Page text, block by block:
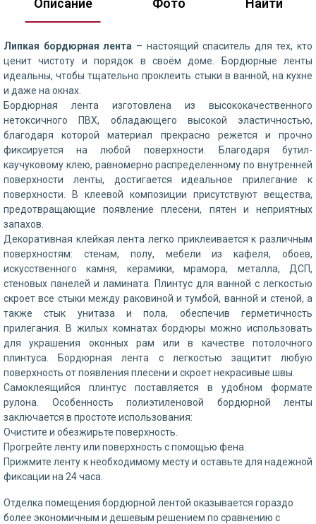
Описание Фото Найти
Липкая бордюрная лента – настоящий спаситель для тех, кто
ценит чистоту и порядок в своём доме. Бордюрные ленты
идеальны, чтобы тщательно проклеить стыки в ванной, на кухне
и даже на окнах.
Бордюрная лента изготовлена из высококачественного
нетоксичного ПВХ, обладающего высокой эластичностью,
благодаря которой материал прекрасно режется и прочно
фиксируется на любой поверхности. Благодаря бутил-
каучуковому клею, равномерно распределенному по внутренней
поверхности ленты, достигается идеальное прилегание к
поверхности. В клеевой композиции присутствуют вещества,
предотвращающие появление плесени, пятен и неприятных
запахов.
Декоративная клейкая лента легко приклеивается к различным
поверхностям: стенам, полу, мебели из кафеля, обоев,
искусственного камня, керамики, мрамора, металла, ДСП,
стеновых панелей и ламината. Плинтус для ванной с легкостью
скроет все стыки между раковиной и тумбой, ванной и стеной, а
также стык унитаза и пола, обеспечив герметичность
прилегания. В жилых комнатах бордюры можно использовать
для украшения оконных рам или в качестве потолочного
плинтуса. Бордюрная лента с легкостью защитит любую
поверхность от появления плесени и скроет некрасивые швы.
Самоклеящийся плинтус поставляется в удобном формате
рулона. Особенность полиэтиленовой бордюрной ленты
заключается в простоте использования:
Очистите и обезжирьте поверхность.
Прогрейте ленту или поверхность с помощью фена.
Прижмите ленту к необходимому месту и оставьте для надежной
фиксации на 24 часа.
Отделка помещения бордюрной лентой оказывается гораздо
более экономичным и дешевым решением по сравнению с